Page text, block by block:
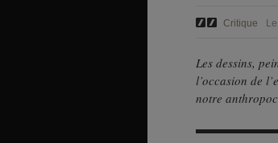
Critique
Les dessins,
l’occasion de
notre